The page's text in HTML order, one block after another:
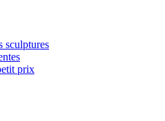
sculptures
prix